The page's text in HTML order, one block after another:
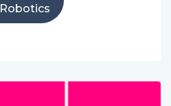
Robotics